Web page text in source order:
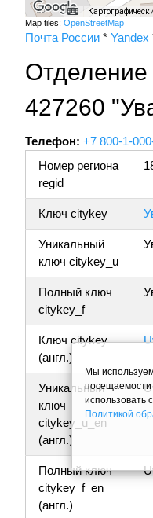
Map tiles: OpenStreetMap
Почта России * Yandex
427260
Телефон: +7 800-1-
Номер региона
regid
Ключ citykey
Уникальный
ключ citykey_u
Полный ключ
citykey_f
Ключ citykey
(англ.)
Уникальный
ключ
citykey_u_en
(англ.)
Полный ключ
citykey_f_en
(англ.)
Мы
использовать
Политикой